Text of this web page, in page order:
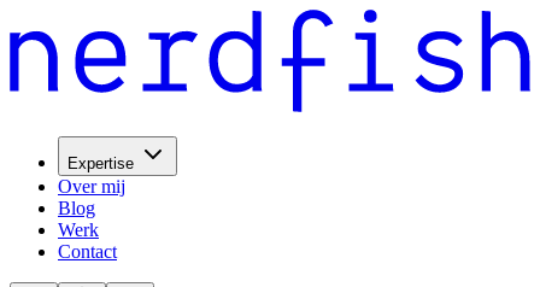
Expertise
Over mij
Blog
Werk
Contact